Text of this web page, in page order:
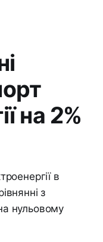
на 2%
в
з
нульовому